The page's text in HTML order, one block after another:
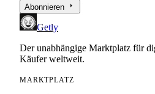
Abonnieren arrow_right
Getly
Der unabhängige Marktplatz für
Käufer weltweit.
MARKTPLATZ